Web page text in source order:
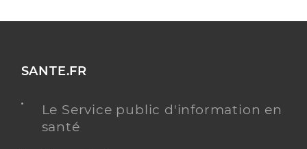
SANTE.FR
Le Service public d'information en
santé